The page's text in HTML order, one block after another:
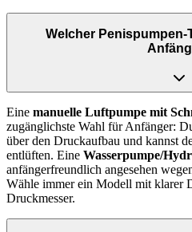
Welcher Penispumpen-
Eine manuelle Luftpumpe mit
zugänglichste Wahl für Anfänger:
über den Druckaufbau und kannst
entlüften. Eine Wasserpumpe/
anfängerfreundlich angesehen
Wähle immer ein Modell mit klarer
Druckmesser.